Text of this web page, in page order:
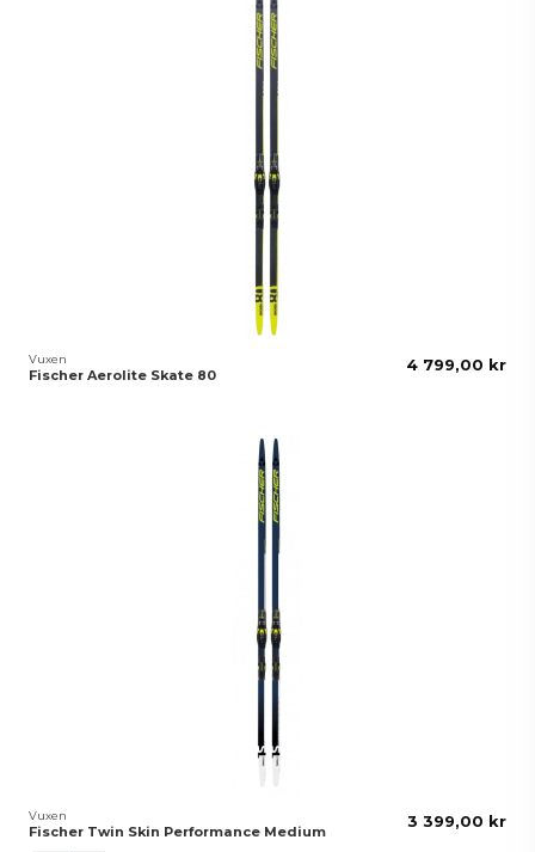
Vuxen
Fischer Aerolite Skate 80
4 799,00 kr
Vuxen
Fischer Twin Skin Performance Medium
3 399,00 kr